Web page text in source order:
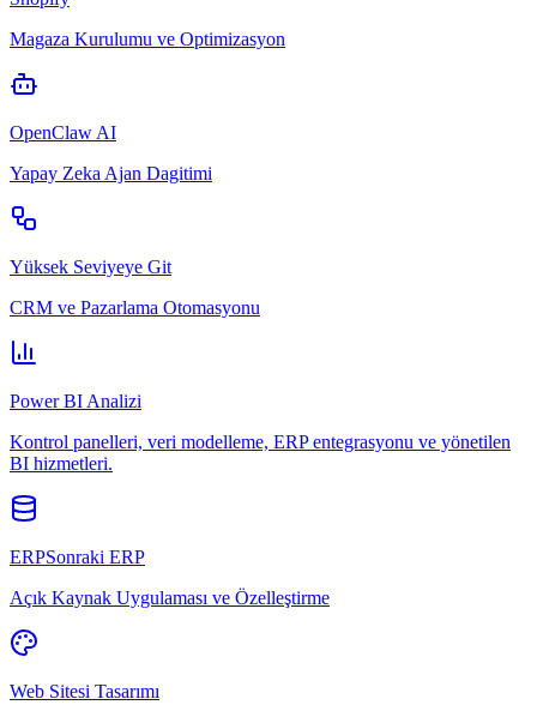
Magaza Kurulumu ve Optimizasyon
OpenClaw AI
Yapay Zeka Ajan Dagitimi
Yüksek Seviyeye Git
CRM ve Pazarlama Otomasyonu
Power BI Analizi
Kontrol panelleri, veri modelleme, ERP entegrasyonu ve yönetilen
BI hizmetleri.
ERPSonraki ERP
Açık Kaynak Uygulaması ve Özelleştirme
Web Sitesi Tasarımı